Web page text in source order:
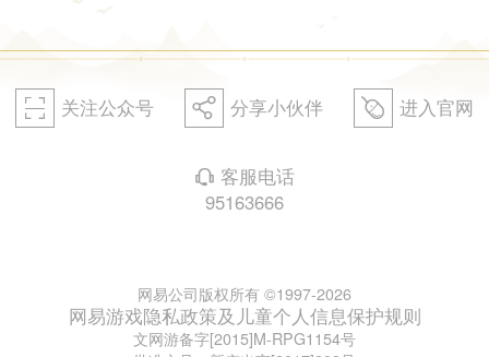
򰀁 关注公众号 򰀂 分享小伙伴 򰀄 进入官网
򰀃 客服电话
95163666
网易公司版权所有 ©1997-2026
网易游戏隐私政策及儿童个人信息保护规则
文网游备字[2015]M-RPG1154号